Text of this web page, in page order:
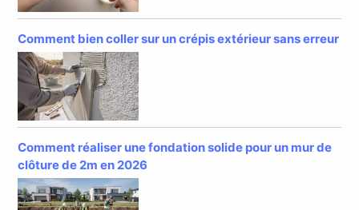
Comment bien coller sur un crépis extérieur sans erreur
Comment réaliser une fondation solide pour un mur de
clôture de 2m en 2026